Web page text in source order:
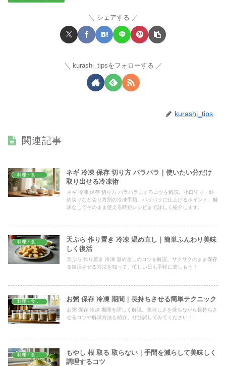
シェアする
kurashi_tipsをフォローする
kurashi_tips
関連記事
料理・食材保存
ネギ 冷凍 保存 切り方 パラパラ｜使いたい分だけ
取り出せる冷凍術
ネギ 冷凍 保存 切り方 パラパラにするコツを解説。小口切り・斜
め切りなど切り方別の冷凍手順、パラパラに仕上げるポイント、解
凍なしでそのまま使える時短レシピまで詳しく紹介します。
料理・食材保存
天ぷら 作り置き 冷凍 温め直し｜簡単ふんわり美味
しく復活
天ぷら 作り置き 冷凍 温め直しのコツを解説。サクサクのまま保存
＆復活させる方法を知って、忙しい日も手軽に楽しもう！
料理・食材保存 お粥 保存 冷凍 期間｜長持ちさせる簡単テクニック
お粥 保存 冷凍 期間を詳しく解説。美味しさを保ちながら長持ちさ
せるコツや解凍方法も紹介。ぜひ試してみてください！
もやし 根 取る 取らない｜手間を減らして美味しく
調理するコツ